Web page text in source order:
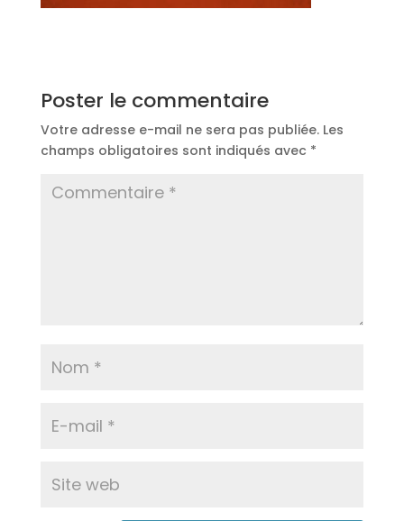
Poster le commentaire
Votre adresse e-mail ne sera pas publiée. Les
champs obligatoires sont indiqués avec *